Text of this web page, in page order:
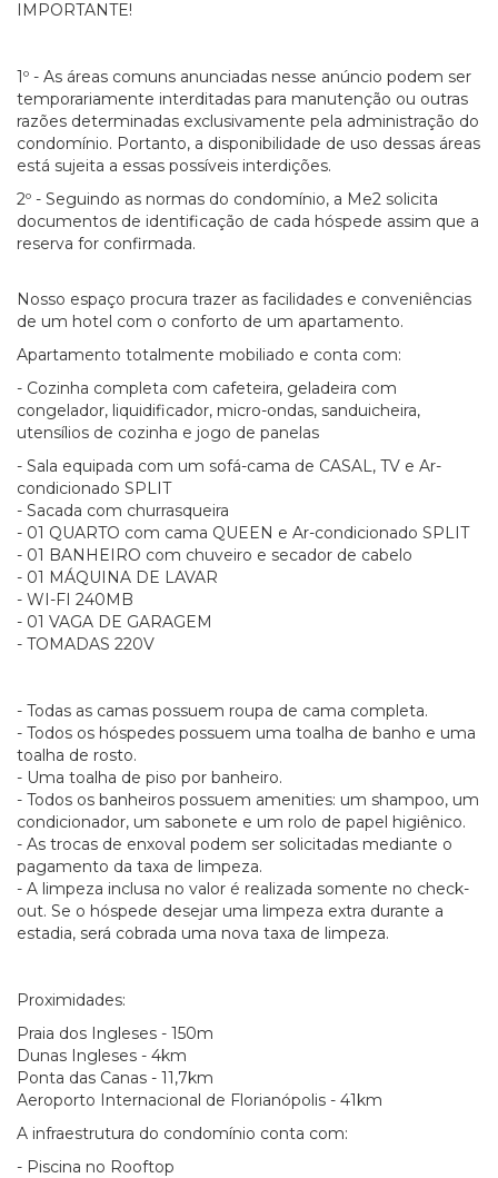
IMPORTANTE!
1º - As áreas comuns anunciadas nesse anúncio podem ser
temporariamente interditadas para manutenção ou outras
razões determinadas exclusivamente pela administração do
condomínio. Portanto, a disponibilidade de uso dessas áreas
está sujeita a essas possíveis interdições.
2º - Seguindo as normas do condomínio, a Me2 solicita
documentos de identificação de cada hóspede assim que a
reserva for confirmada.
Nosso espaço procura trazer as facilidades e conveniências
de um hotel com o conforto de um apartamento.
Apartamento totalmente mobiliado e conta com:
- Cozinha completa com cafeteira, geladeira com
congelador, liquidificador, micro-ondas, sanduicheira,
utensílios de cozinha e jogo de panelas
- Sala equipada com um sofá-cama de CASAL, TV e Ar-
condicionado SPLIT
- Sacada com churrasqueira
- 01 QUARTO com cama QUEEN e Ar-condicionado SPLIT
- 01 BANHEIRO com chuveiro e secador de cabelo
- 01 MÁQUINA DE LAVAR
- WI-FI 240MB
- 01 VAGA DE GARAGEM
- TOMADAS 220V
- Todas as camas possuem roupa de cama completa.
- Todos os hóspedes possuem uma toalha de banho e uma
toalha de rosto.
- Uma toalha de piso por banheiro.
- Todos os banheiros possuem amenities: um shampoo, um
condicionador, um sabonete e um rolo de papel higiênico.
- As trocas de enxoval podem ser solicitadas mediante o
pagamento da taxa de limpeza.
- A limpeza inclusa no valor é realizada somente no check-
out. Se o hóspede desejar uma limpeza extra durante a
estadia, será cobrada uma nova taxa de limpeza.
Proximidades:
Praia dos Ingleses - 150m
Dunas Ingleses - 4km
Ponta das Canas - 11,7km
Aeroporto Internacional de Florianópolis - 41km
A infraestrutura do condomínio conta com:
- Piscina no Rooftop